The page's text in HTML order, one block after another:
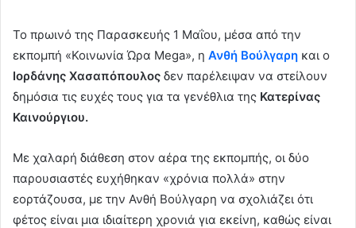
Το πρωινό της Παρασκευής 1 Μαΐου, μέσα από την
εκπομπή «Κοινωνία Ώρα Mega», η Ανθή Βούλγαρη και ο
Ιορδάνης Χασαπόπουλος δεν παρέλειψαν να στείλουν
δημόσια τις ευχές τους για τα γενέθλια της Κατερίνας
Καινούργιου.
Με χαλαρή διάθεση στον αέρα της εκπομπής, οι δύο
παρουσιαστές ευχήθηκαν «χρόνια πολλά» στην
εορτάζουσα, με την Ανθή Βούλγαρη να σχολιάζει ότι
φέτος είναι μια ιδιαίτερη χρονιά για εκείνη, καθώς είναι